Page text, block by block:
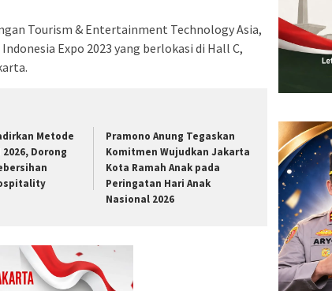
Tourism & Entertainment Technology Asia,
Expo 2023 yang berlokasi di Hall C,
Metode
2026, Dorong
Pramono Anung Tegaskan
Komitmen Wujudkan Jakarta
Kota Ramah Anak pada
Peringatan Hari Anak
Nasional 2026